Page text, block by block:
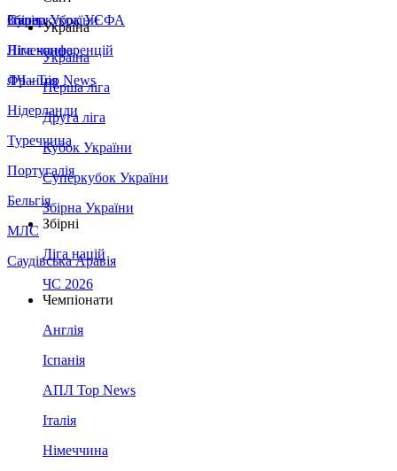
Збірна України
Італія
Німеччина
Франція
Нідерланди
Туреччина
Португалія
Бельгія
МЛС
Саудівська Аравія
Суперкубок УЄФА
Ліга конференцій
ЛЧ - Top News
Україна
Україна
Перша ліга
Друга ліга
Кубок України
Суперкубок України
Збірна України
Збірні
Ліга націй
ЧС 2026
Чемпіонати
Англія
Іспанія
АПЛ Top News
Італія
Німеччина